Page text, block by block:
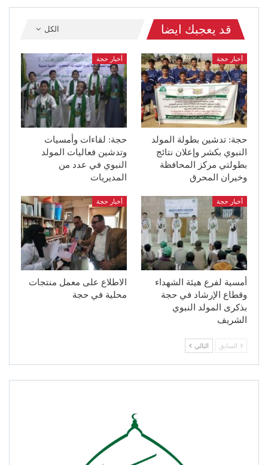
الكل قد يعجبك ايضا
أخبار حجة
حجة: تدشين بطولة المولد
النبوي بكشر وإعلان نتائج
بطولتي مركز المحافظة
وخيران المحرق
أخبار حجة
حجة: لقاءات وأمسيات
وتدشين فعاليات المولد
النبوي في عدد من
المديريات
أخبار حجة
أمسية لفرع هيئة الشهداء
وقطاع الإرشاد في حجة
بذكرى المولد النبوي
الشريف
أخبار حجة
الاطلاع على معمل منتجات
محلية في حجة
السابق التالي